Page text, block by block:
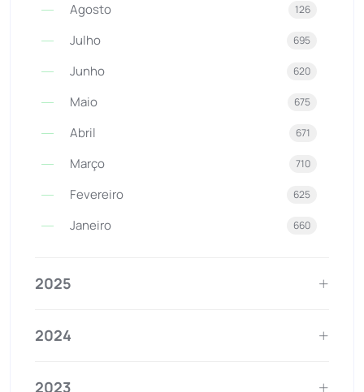
Agosto 126
Julho 695
Junho 620
Maio 675
Abril 671
Março 710
Fevereiro 625
Janeiro 660
2025
2024
2023